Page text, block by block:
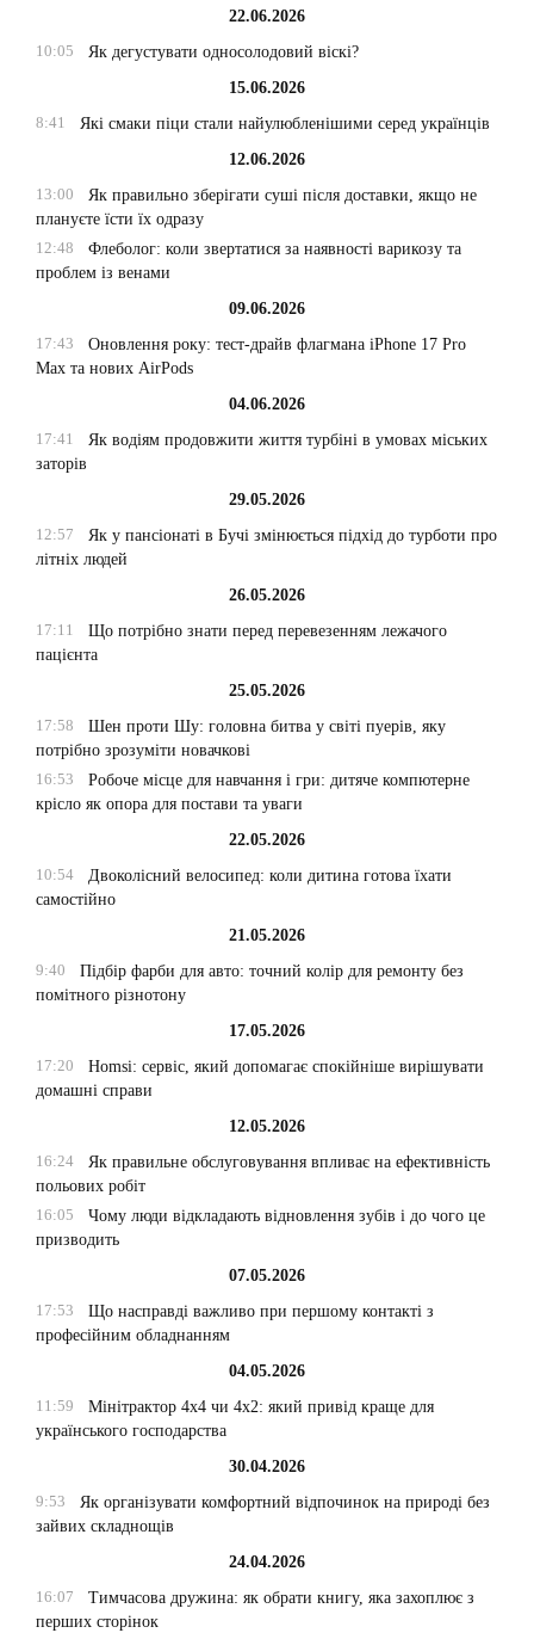
22.06.2026
10:05
Як дегустувати односолодовий віскі?
15.06.2026
8:41
Які смаки піци стали найулюбленішими серед українців
12.06.2026
13:00
Як правильно зберігати суші після доставки, якщо не
плануєте їсти їх одразу
12:48
Флеболог: коли звертатися за наявності варикозу та
проблем із венами
09.06.2026
17:43
Оновлення року: тест-драйв флагмана iPhone 17 Pro
Max та нових AirPods
04.06.2026
17:41
Як водіям продовжити життя турбіні в умовах міських
заторів
29.05.2026
12:57
Як у пансіонаті в Бучі змінюється підхід до турботи про
літніх людей
26.05.2026
17:11
Що потрібно знати перед перевезенням лежачого
пацієнта
25.05.2026
17:58
Шен проти Шу: головна битва у світі пуерів, яку
потрібно зрозуміти новачкові
16:53
Робоче місце для навчання і гри: дитяче компютерне
крісло як опора для постави та уваги
22.05.2026
10:54
Двоколісний велосипед: коли дитина готова їхати
самостійно
21.05.2026
9:40
Підбір фарби для авто: точний колір для ремонту без
помітного різнотону
17.05.2026
17:20
Homsi: сервіс, який допомагає спокійніше вирішувати
домашні справи
12.05.2026
16:24
Як правильне обслуговування впливає на ефективність
польових робіт
16:05
Чому люди відкладають відновлення зубів і до чого це
призводить
07.05.2026
17:53
Що насправді важливо при першому контакті з
професійним обладнанням
04.05.2026
11:59
Мінітрактор 4х4 чи 4х2: який привід краще для
українського господарства
30.04.2026
9:53
Як організувати комфортний відпочинок на природі без
зайвих складнощів
24.04.2026
16:07
Тимчасова дружина: як обрати книгу, яка захоплює з
перших сторінок